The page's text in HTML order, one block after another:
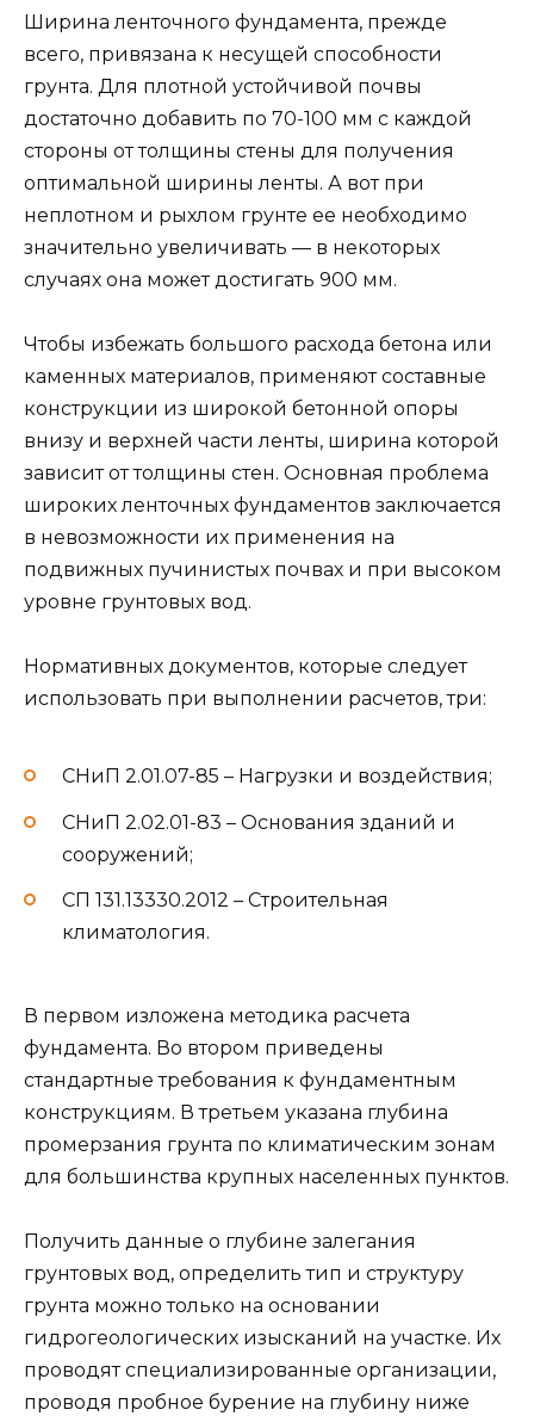
Ширина ленточного фундамента, прежде
всего, привязана к несущей способности
грунта. Для плотной устойчивой почвы
достаточно добавить по 70-100 мм с каждой
стороны от толщины стены для получения
оптимальной ширины ленты. А вот при
неплотном и рыхлом грунте ее необходимо
значительно увеличивать — в некоторых
случаях она может достигать 900 мм.
Чтобы избежать большого расхода бетона или
каменных материалов, применяют составные
конструкции из широкой бетонной опоры
внизу и верхней части ленты, ширина которой
зависит от толщины стен. Основная проблема
широких ленточных фундаментов заключается
в невозможности их применения на
подвижных пучинистых почвах и при высоком
уровне грунтовых вод.
Нормативных документов, которые следует
использовать при выполнении расчетов, три:
СНиП 2.01.07-85 – Нагрузки и воздействия;
СНиП 2.02.01-83 – Основания зданий и
сооружений;
СП 131.13330.2012 – Строительная
климатология.
В первом изложена методика расчета
фундамента. Во втором приведены
стандартные требования к фундаментным
конструкциям. В третьем указана глубина
промерзания грунта по климатическим зонам
для большинства крупных населенных пунктов.
Получить данные о глубине залегания
грунтовых вод, определить тип и структуру
грунта можно только на основании
гидрогеологических изысканий на участке. Их
проводят специализированные организации,
проводя пробное бурение на глубину ниже